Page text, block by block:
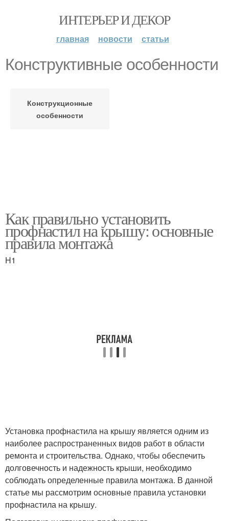
ИНТЕРЬЕР И ДЕКОР
главная новости статьи
Конструктивные особенности
Конструкционные
особенности
Как правильно установить
профнастил на крышу: основные
правила монтажа
H1
Установка профнастила на крышу является одним из
наиболее распространенных видов работ в области
ремонта и строительства. Однако, чтобы обеспечить
долговечность и надежность крыши, необходимо
соблюдать определенные правила монтажа. В данной
статье мы рассмотрим основные правила установки
профнастила на крышу.